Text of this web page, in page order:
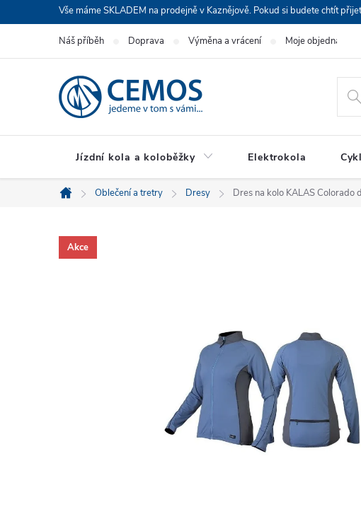
na
Vše máme SKLADEM na prodejně v Kaznějově. Pokud si budete chtít
Náš příběh Doprava Výměna a vrácení Moje objednávka
Jízdní kola a koloběžky Elektrokola
Domů
Oblečení a tretry Dresy Dres na kolo KALAS
Akce